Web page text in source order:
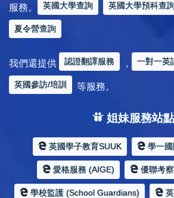
服務。
英國大學查詢 英國大學預科查
夏令營查詢
我們還提供 認證翻譯服務 ， 一對一英
英國參訪/培訓 等服務。
姐妹服務站點
英國學子教育SUUK 學一
愛格服務 (AIGE) 優聯考
學校監護 (School Guardians) 英